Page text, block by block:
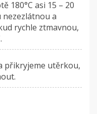
180°C asi 15 – 20
a
rychle ztmavnou,
přikryjeme utěrkou,